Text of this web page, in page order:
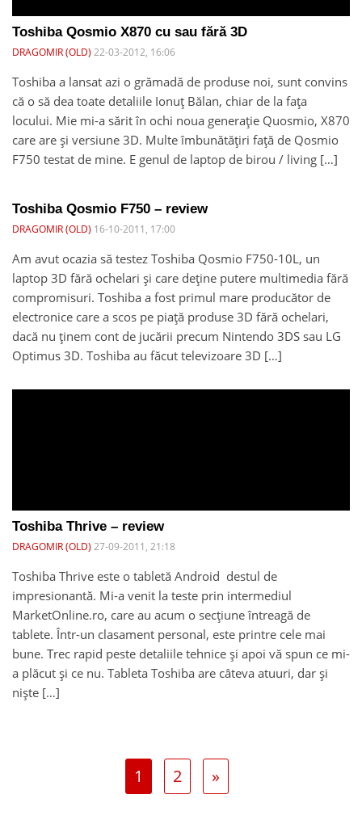
Toshiba Qosmio X870 cu sau fără 3D
DRAGOMIR (OLD) 22-03-2012, 16:06
Toshiba a lansat azi o grămadă de produse noi, sunt convins
că o să dea toate detaliile Ionuț Bălan, chiar de la fața
locului. Mie mi-a sărit în ochi noua generație Quosmio, X870
care are și versiune 3D. Multe îmbunătățiri față de Qosmio
F750 testat de mine. E genul de laptop de birou / living […]
Toshiba Qosmio F750 – review
DRAGOMIR (OLD) 16-10-2011, 17:00
Am avut ocazia să testez Toshiba Qosmio F750-10L, un
laptop 3D fără ochelari și care deține putere multimedia fără
compromisuri. Toshiba a fost primul mare producător de
electronice care a scos pe piață produse 3D fără ochelari,
dacă nu ținem cont de jucării precum Nintendo 3DS sau LG
Optimus 3D. Toshiba au făcut televizoare 3D […]
Toshiba Thrive – review
DRAGOMIR (OLD) 27-09-2011, 21:18
Toshiba Thrive este o tabletă Android destul de
impresionantă. Mi-a venit la teste prin intermediul
MarketOnline.ro, care au acum o secțiune întreagă de
tablete. Într-un clasament personal, este printre cele mai
bune. Trec rapid peste detaliile tehnice și apoi vă spun ce mi-
a plăcut și ce nu. Tableta Toshiba are câteva atuuri, dar și
niște […]
1 2 »